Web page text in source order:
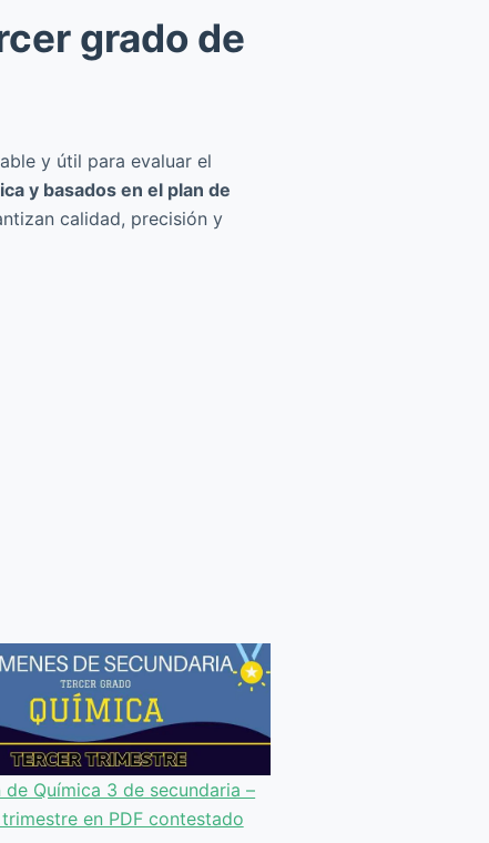
grado de
y útil para evaluar el
y basados en el plan de
calidad, precisión y
de Química 3 de secundaria –
en PDF contestado